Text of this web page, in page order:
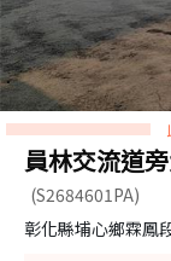
員林交流道
(S2684601PA)
彰化縣埔心鄉霖鳳